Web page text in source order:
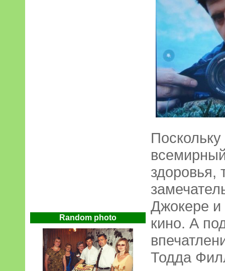
Random photo
здоровья,
Джокере и
кино. А
Тодда